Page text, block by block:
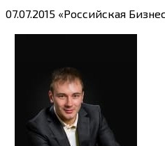
07.07.2015 «Российская